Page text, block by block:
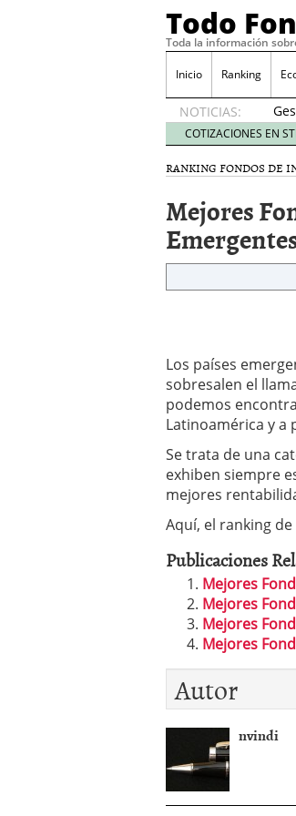
Todo
Toda la información
Inicio Ranking
NOTICIAS:
el
La
Los
no
Los
de
COTIZACIONES EN
RANKING FONDOS DE
Mejores
Los países
sobresalen el
podemos
Latinoamérica y a
Se trata de una
exhiben siempre
mejores
Aquí, el ranking de
Publicaciones
Mejores
Mejores
Mejores
Mejores
Autor
nvindi